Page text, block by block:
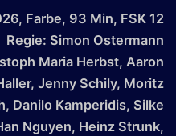
Farbe, 93 Min, FSK 12
Regie: Simon Ostermann
Maria Herbst, Aaron
Jenny Schily, Moritz
Danilo Kamperidis, Silke
Nguyen, Heinz Strunk,